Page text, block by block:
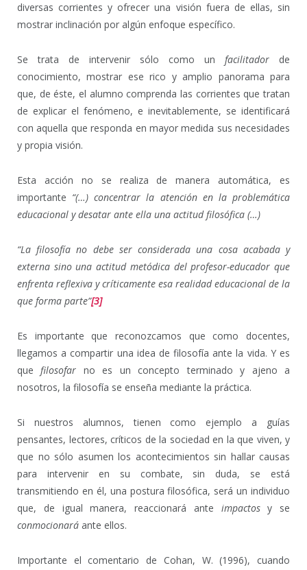
diversas corrientes y ofrecer una visión fuera de ellas, sin
mostrar inclinación por algún enfoque específico.
Se trata de intervenir sólo como un facilitador de
conocimiento, mostrar ese rico y amplio panorama para
que, de éste, el alumno comprenda las corrientes que tratan
de explicar el fenómeno, e inevitablemente, se identificará
con aquella que responda en mayor medida sus necesidades
y propia visión.
Esta acción no se realiza de manera automática, es
importante “(…) concentrar la atención en la problemática
educacional y desatar ante ella una actitud filosófica (…)
“La filosofía no debe ser considerada una cosa acabada y
externa sino una actitud metódica del profesor-educador que
enfrenta reflexiva y críticamente esa realidad educacional de la
que forma parte”[3]
Es importante que reconozcamos que como docentes,
llegamos a compartir una idea de filosofía ante la vida. Y es
quefilosofar no es un concepto terminado y ajeno a
nosotros, la filosofía se enseña mediante la práctica.
Si nuestros alumnos, tienen como ejemplo a guías
pensantes, lectores, críticos de la sociedad en la que viven, y
que no sólo asumen los acontecimientos sin hallar causas
para intervenir en su combate, sin duda, se está
transmitiendo en él, una postura filosófica, será un individuo
que, de igual manera, reaccionará ante impactosy se
conmocionará ante ellos.
Importante el comentario de Cohan, W. (1996), cuando